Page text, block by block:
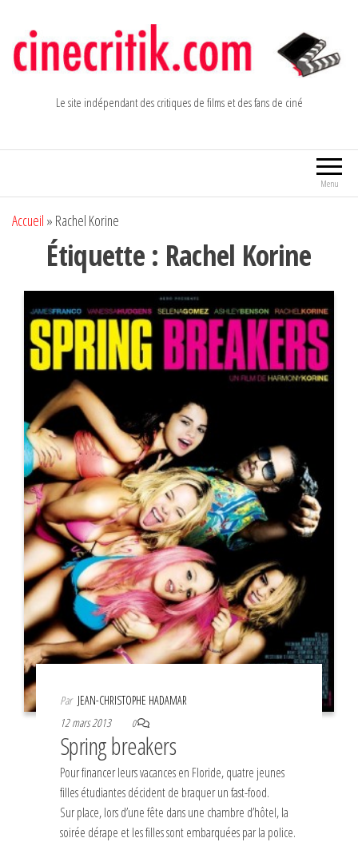
contenu
Le site indépendant des critiques de films et des fans de ciné
Menu
Accueil » Rachel Korine
Étiquette : Rachel Korine
Par JEAN-CHRISTOPHE HADAMAR
12 mars 2013
0
Spring breakers
Pour financer leurs vacances en Floride, quatre jeunes
filles étudiantes décident de braquer un fast-food.
Sur place, lors d’une fête dans une chambre d’hôtel, la
soirée dérape et les filles sont embarquées par la police.